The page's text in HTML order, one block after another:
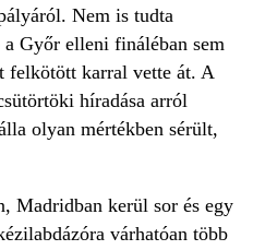
Nem is tudta
Győr elleni fináléban sem
felkötött karral vette át. A
híradása arról
olyan mértékben sérült,
Madridban kerül sor és egy
várhatóan több